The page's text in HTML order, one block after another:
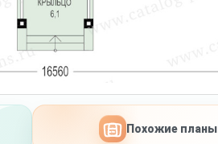
Похожие планы